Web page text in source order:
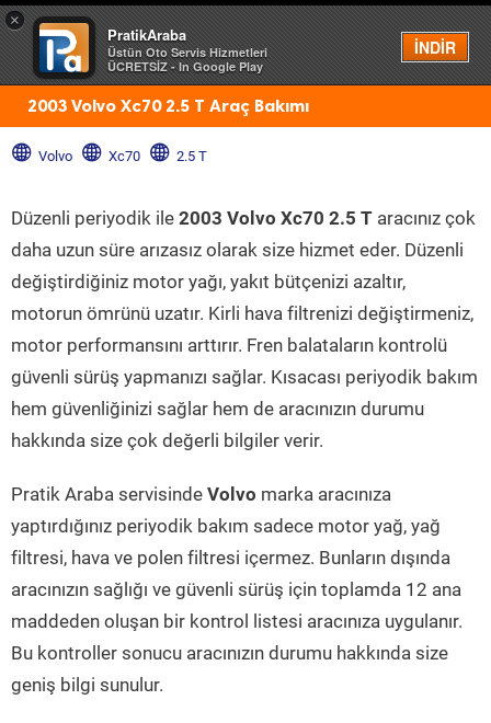
×
PratikAraba
Üstün Oto Servis Hizmetleri
ÜCRETSİZ - In Google Play
İNDİR
Menü
2003 Volvo Xc70 2.5 T Araç Bakımı
Volvo Xc70 2.5 T
Düzenli periyodik ile 2003 Volvo Xc70 2.5 T aracınız çok
daha uzun süre arızasız olarak size hizmet eder. Düzenli
değiştirdiğiniz motor yağı, yakıt bütçenizi azaltır,
motorun ömrünü uzatır. Kirli hava filtrenizi değiştirmeniz,
motor performansını arttırır. Fren balataların kontrolü
güvenli sürüş yapmanızı sağlar. Kısacası periyodik bakım
hem güvenliğinizi sağlar hem de aracınızın durumu
hakkında size çok değerli bilgiler verir.
Pratik Araba servisinde Volvo marka aracınıza
yaptırdığınız periyodik bakım sadece motor yağ, yağ
filtresi, hava ve polen filtresi içermez. Bunların dışında
aracınızın sağlığı ve güvenli sürüş için toplamda 12 ana
maddeden oluşan bir kontrol listesi aracınıza uygulanır.
Bu kontroller sonucu aracınızın durumu hakkında size
geniş bilgi sunulur.